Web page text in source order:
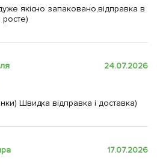
якісно запаковано,відправка в
росте)
24.07.2026
Швидка відправка і доставка)
17.07.2026